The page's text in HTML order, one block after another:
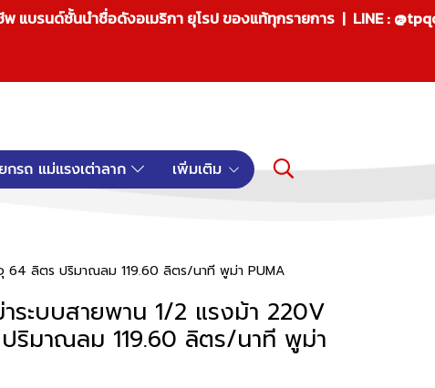
แบรนด์ชั้นนำชื่อดังอเมริกา ยุโรป ของแท้ทุกรายการ | LINE :
กรถ แม่แรงเต่าลาก เพิ่มเติม
ลิตร ปริมาณลม 119.60 ลิตร/นาที พูม่า PUMA
ระบบสายพาน 1/2 แรงม้า 220V
มาณลม 119.60 ลิตร/นาที พูม่า